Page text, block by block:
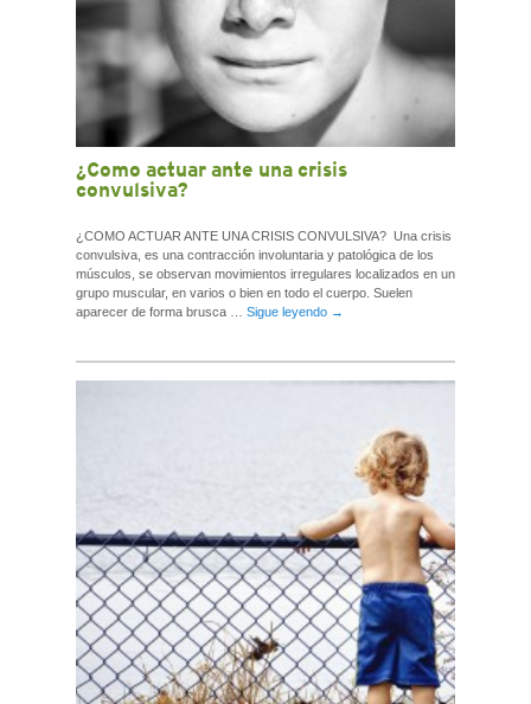
¿Como actuar ante una crisis
convulsiva?
¿COMO ACTUAR ANTE UNA CRISIS CONVULSIVA? Una crisis
convulsiva, es una contracción involuntaria y patológica de los
músculos, se observan movi­mientos irregulares localizados en un
grupo muscular, en varios o bien en todo el cuerpo. Suelen
aparecer de forma brusca … Sigue leyendo →